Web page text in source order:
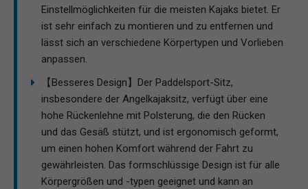
Einstellmöglichkeiten für die meisten Kajaks bietet. Er
ist sehr einfach zu montieren und zu entfernen und
lässt sich an verschiedene Körpertypen und Vorlieben
anpassen.
【Besseres Design】Der Paddelsport-Sitz,
insbesondere der Angelkajaksitz, verfügt über eine
hohe Rückenlehne mit Polsterung, die den Rücken
und das Gesäß stützt, und ist ergonomisch geformt,
um einen hohen Komfort während der Fahrt zu
gewährleisten. Das formschlüssige Design ist für alle
Körpergrößen und -typen geeignet und kann an